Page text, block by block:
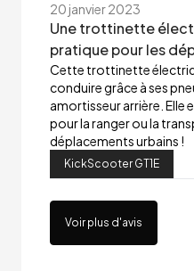
20 janvier 2023
Une trottinette
pratique pour les
Cette trottinette
conduire grâce à ses
amortisseur arrière. Elle
pour la ranger ou la
déplacements urbains !
KickScooter GT1E
Voir plus d'avis